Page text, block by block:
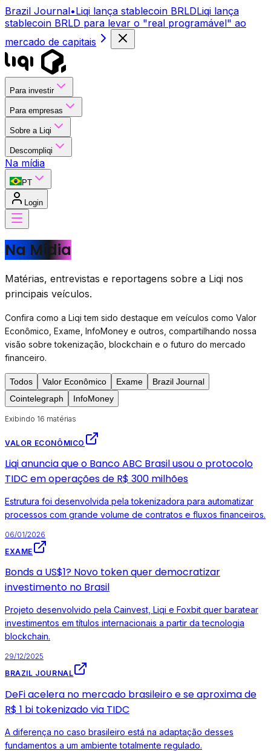
Brazil Journal•Liqi lança stablecoin BRLDLiqi lança
stablecoin BRLD para levar o "real programável" ao
mercado de capitais
Para investir
Para empresas
Sobre a Liqi
Descompliqi
Na mídia
PT
Login
Na Mídia
Matérias, entrevistas e reportagens sobre a Liqi nos
principais veículos.
Confira como a Liqi tem sido destaque em veículos como Valor
Econômico, Exame, InfoMoney e outros, compartilhando nossa
visão sobre tokenização, blockchain e o futuro do mercado
financeiro.
Todos Valor Econômico Exame
Brazil Journal
Cointelegraph
InfoMoney
Exibindo 16 matérias
VALOR ECONÔMICO
Liqi anuncia que o Banco ABC Brasil usou o protocolo
TIDC em operações de R$ 300 milhões
Estrutura foi desenvolvida pela tokenizadora para automatizar
processos com grande volume de contratos e fluxos financeiros.
06/01/2026
EXAME
Bonds a US$1? Novo token quer democratizar
investimento no Brasil
Projeto desenvolvido pela Cainvest, Liqi e Foxbit quer baratear
investimentos em títulos internacionais a partir da tecnologia
blockchain.
29/12/2025
BRAZIL JOURNAL
DeFi acelera no mercado brasileiro e se aproxima de
R$ 1 bi tokenizado via TIDC
A diferença no caso brasileiro está na adaptação desses
fundamentos a um ambiente totalmente regulado.